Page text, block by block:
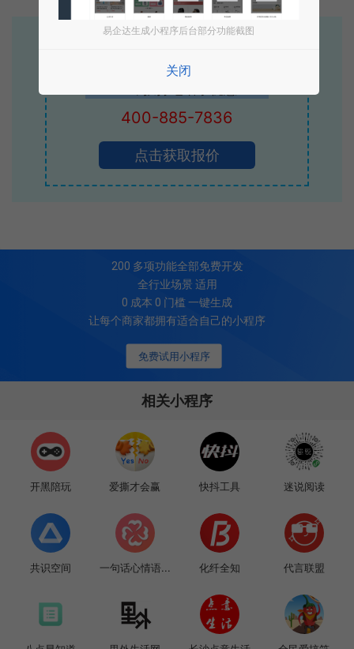
专业小程序、公众号H5 APP等软件开发
400-885-7836
点击获取报价
免费试用小程序
200 多项功能全部免费开发
全行业场景 适用
0 成本 0 门槛 一键生成
让每个商家都拥有适合自己的小程序
相关小程序
开黑陪玩 爱撕才会赢 快抖工具 迷说阅读
共识空间 一句话心情语... 化纤全知 代言联盟
易企达生成小程序后台部分功能截图
关闭